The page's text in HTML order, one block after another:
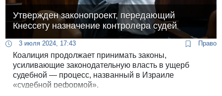
Утвержден законопроект, передающий
Кнессету назначение контролера судей
3 июля 2024, 17:43 Право
Коалиция продолжает принимать законы,
усиливающие законодательную власть в ущерб
судебной — процесс, названный в Израиле
«судебной реформой».